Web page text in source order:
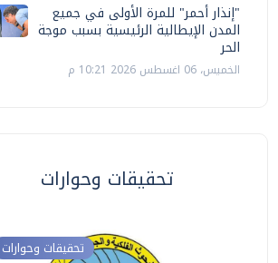
"إنذار أحمر" للمرة الأولى في جميع
المدن الإيطالية الرئيسية بسبب موجة
الحر
الخميس، 06 اغسطس 2026 10:21 م
تحقيقات وحوارات
تحقيقات وحوارات